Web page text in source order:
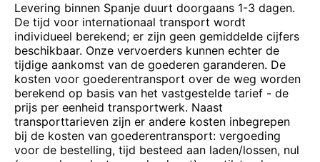
Levering binnen Spanje duurt doorgaans 1-3 dagen.
De tijd voor internationaal transport wordt
individueel berekend; er zijn geen gemiddelde cijfers
beschikbaar. Onze vervoerders kunnen echter de
tijdige aankomst van de goederen garanderen. De
kosten voor goederentransport over de weg worden
berekend op basis van het vastgestelde tarief - de
prijs per eenheid transportwerk. Naast
transporttarieven zijn er andere kosten inbegrepen
bij de kosten van goederentransport: vergoeding
voor de bestelling, tijd besteed aan laden/lossen, nul